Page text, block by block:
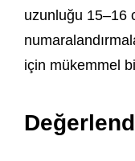
uzunluğu 15–16
için mükemmel